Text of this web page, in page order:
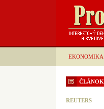
EKONOMIKA
ČLÁNOK
REUTERS